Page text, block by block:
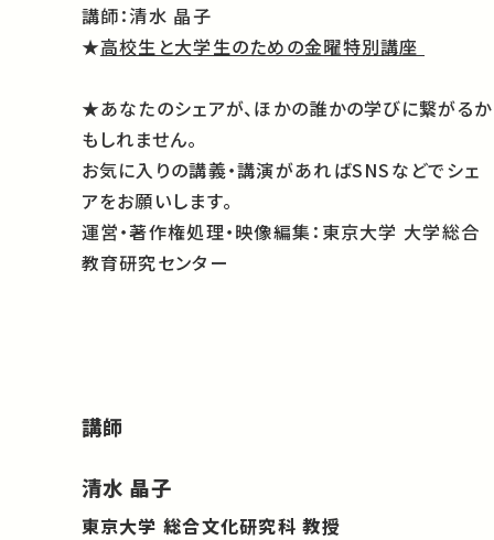
講師：清水 晶子
★高校生と大学生のための金曜特別講座
★あなたのシェアが、ほかの誰かの学びに繋がるか
もしれません。
お気に入りの講義・講演があればSNSなどでシェ
アをお願いします。
運営・著作権処理・映像編集：東京大学 大学総合
教育研究センター
講師
清水 晶子
東京大学 総合文化研究科 教授